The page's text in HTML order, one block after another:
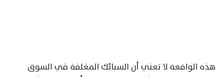
هذه الواقعة لا تعني أن السبائك المغلفة في السوق